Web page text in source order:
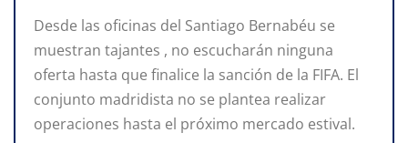
Desde las oficinas del Santiago Bernabéu se
muestran tajantes , no escucharán ninguna
oferta hasta que finalice la sanción de la FIFA. El
conjunto madridista no se plantea realizar
operaciones hasta el próximo mercado estival.